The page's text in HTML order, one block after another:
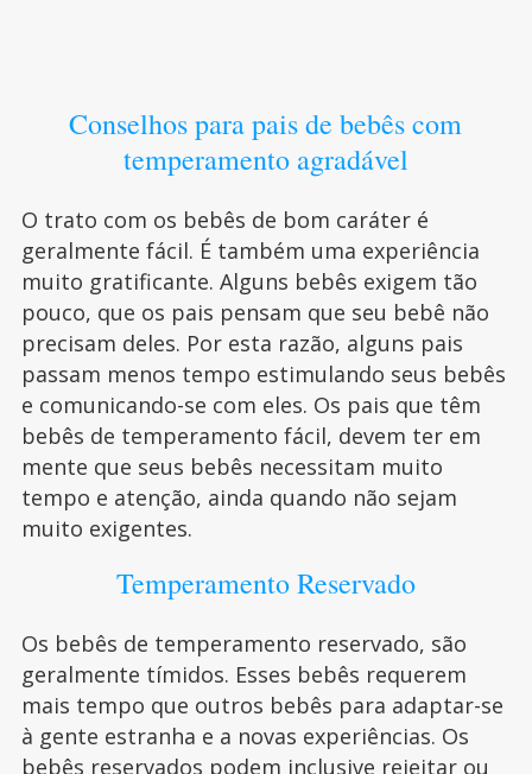
Conselhos para pais de bebês com
temperamento agradável
O trato com os bebês de bom caráter é
geralmente fácil. É também uma experiência
muito gratificante. Alguns bebês exigem tão
pouco, que os pais pensam que seu bebê não
precisam deles. Por esta razão, alguns pais
passam menos tempo estimulando seus bebês
e comunicando-se com eles. Os pais que têm
bebês de temperamento fácil, devem ter em
mente que seus bebês necessitam muito
tempo e atenção, ainda quando não sejam
muito exigentes.
Temperamento Reservado
Os bebês de temperamento reservado, são
geralmente tímidos. Esses bebês requerem
mais tempo que outros bebês para adaptar-se
à gente estranha e a novas experiências. Os
bebês reservados podem inclusive rejeitar ou